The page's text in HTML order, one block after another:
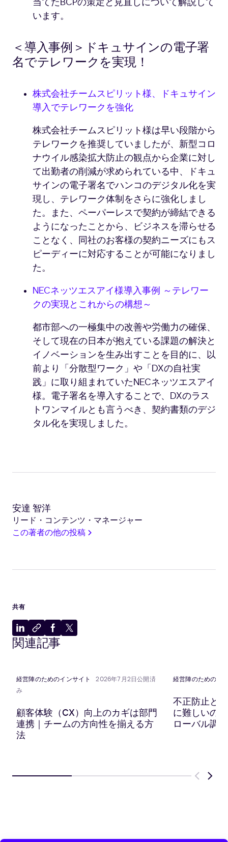
います。
＜導入事例＞ドキュサインの電子署
名でテレワークを実現！
株式会社チームスピリット様、ドキュサイン
導入でテレワークを強化
株式会社チームスピリット様は早い段階から
テレワークを推奨していましたが、新型コロ
ナウイル感染拡大防止の観点から企業に対し
て出勤者の削減が求められている中、ドキュ
サインの電子署名でハンコのデジタル化を実
現し、テレワーク体制をさらに強化しまし
た。また、ペーパーレスで契約が締結できる
ようになったことから、ビジネスを滞らせる
ことなく、同社のお客様の契約ニーズにもス
ピーディーに対応することが可能になりまし
た。
NECネッツエスアイ様導入事例 ～テレワー
クの実現とこれからの構想～
都市部への一極集中の改善や労働力の確保、
そして現在の日本が抱えている課題の解決と
イノベーションを生み出すことを目的に、以
前より「分散型ワーク」や「DXの自社実
践」に取り組まれていたNECネッツエスアイ
様。電子署名を導入することで、DXのラス
トワンマイルとも言うべき、契約書類のデジ
タル化を実現しました。
安達 智洋
リード・コンテンツ・マネージャー
この著者の他の投稿
共有
LinkedIn
に
ク
リ
ボ
に
コ
ピ
Facebook
に
X
関連記事
経営陣のためのインサイト
2026年7月2日公開済
み
顧客体験（CX）向上のカギは部門
連携｜チームの方向性を揃える方
法
経営陣のためのイ
不正防止と
に難しいの
ローバル調
Previous
Next